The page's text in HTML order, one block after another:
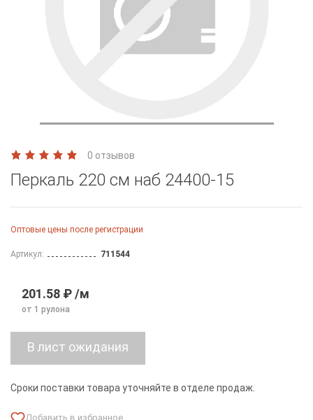
0 отзывов
Перкаль 220 см наб 24400-15
Оптовые цены после регистрации
Артикул: 711544
201.58 ₽ /м
от 1 рулона
Сроки поставки товара уточняйте в отделе продаж.